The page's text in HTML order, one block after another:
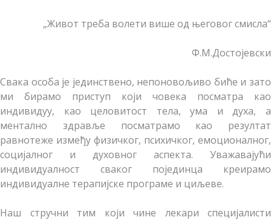
„Живот треба волети више од његовог смисла“
Ф.М.Достојевски
Свака особа је јединствено, непоновољиво биће и зато
ми бирамо приступ који човека посматра као
индивидуу, као целовитост тела, ума и духа, а
ментално здравље посматрамо као резултат
равнотеже између физичког, психичког, емоционалног,
социјалног и духовног аспекта. Уважавајући
индивидуалност сваког појединца креирамо
индивидуалне терапијске програме и циљеве.
Наш стручни тим који чине лекари специјалисти